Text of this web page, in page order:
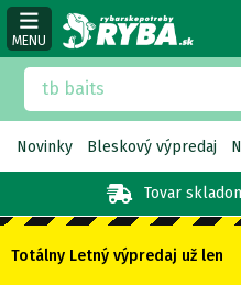
MENU
Tovar
Novinky Bleskový výpredaj
Totálny Letný výpredaj už len